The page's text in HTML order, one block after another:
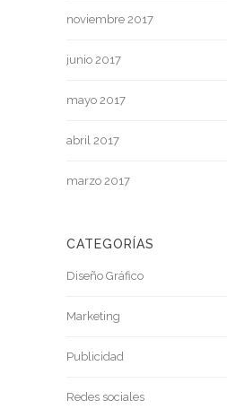
noviembre 2017
junio 2017
mayo 2017
abril 2017
marzo 2017
CATEGORÍAS
Diseño Gráfico
Marketing
Publicidad
Redes sociales